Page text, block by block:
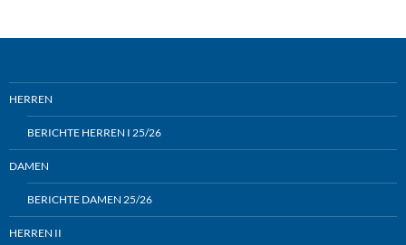
HERREN
BERICHTE HERREN I 25/26
DAMEN
BERICHTE DAMEN 25/26
HERREN II